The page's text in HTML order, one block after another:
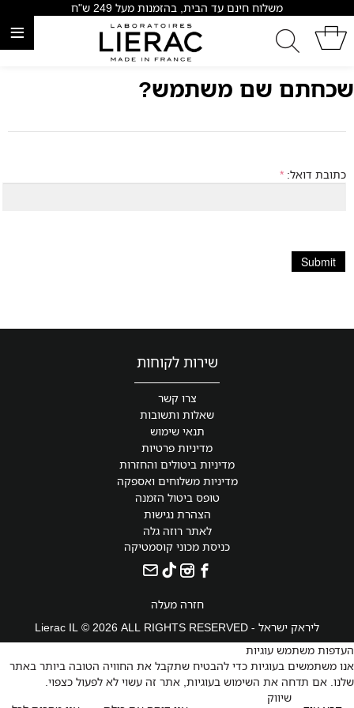
משלוח חינם עד הבית, בהזמנות מעל 249 ש"ח
≡
שכחתם שם משתמש?
כתובת דואל: *
Submit
שירות לקוחות
צרו קשר
שאלות ותשובות
תנאי שימוש
מדיניות פרטיות
מדיניות ביטולים והחזרות
מדיניות משלוחים ואספקה
טופס ביטול הזמנה
הצהרת נגישות
לאתר רוזה גלה
כניסת מכוני קוסמטיקה
חזרה מעלה
ליראק ישראל - Lierac IL © 2026 ALL RIGHTS RESERVED
העדפות משתמש עוגיות
אנו משתמשים בעוגיות כדי להבטיח שתקבל את החוויה הטובה ביותר באתר
שלנו. אם תדחה את השימוש בעוגיות, אתר זה עשוי לא לפעול כצפוי.
שיווק